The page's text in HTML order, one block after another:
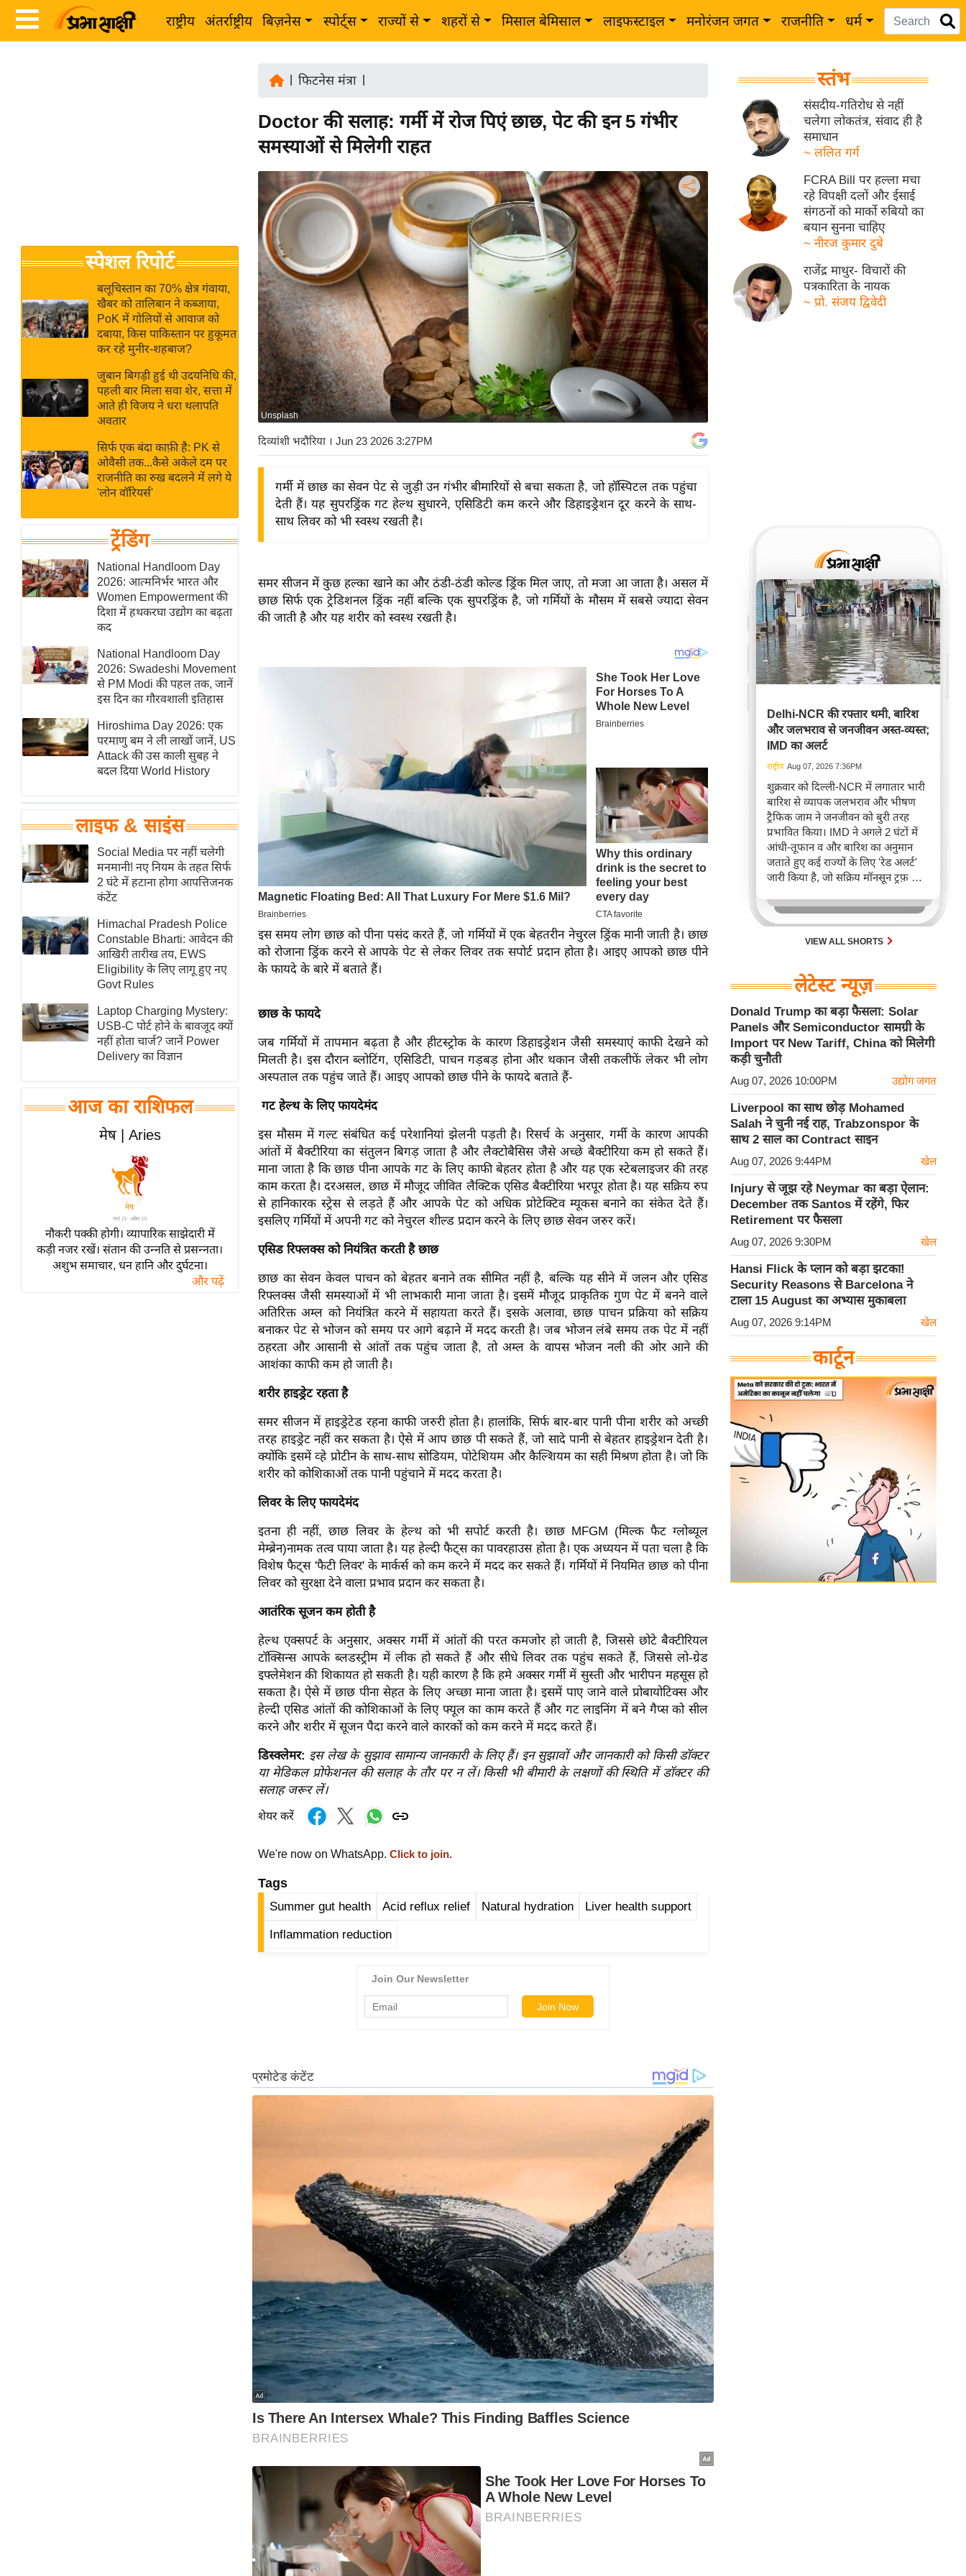
राष्ट्रीय अंतर्राष्ट्रीय बिज़नेस स्पोर्ट्स राज्यों से शहरों से मिसाल बेमिसाल लाइफस्टाइल मनोरंजन जगत राजनीति धर्म
Breaking
News in
Hindi
Hindi
Videos
जगत
राय
बजट
IPL
2026
ई-पेपर
मिसाल बेमिसाल
शख्सियत
यंग इंडिया
साहित्य जगत
ऑटो वर्ल्ड
न्यूज ब्रीफ
मनोरंजन जगत
बॉलीवुड
हॉलीवुड
फिल्म समीक्षा
Breaking
News
लाइफस्टाइल
टेक्नॉलॉजी
घरेलू नुस्खे
पर्यटन स्थल
फिटनेस मंत्रा
रिलेशनशिप
राजनीति
विश्लेषण
समसामयिक
मातृभूमि
एम.
आर.
आई.
समीक्षा
धर्म
ज्योतिष
त्योहार
राशिफल
विशेष
विश्लेषण
स्पेशल रिपोर्ट
बलूचिस्तान का 70% क्षेत्र गंवाया,
खैबर को तालिबान ने कब्जाया,
PoK में गोलियों से आवाज को
दबाया, किस पाकिस्तान पर हुकूमत
कर रहे मुनीर-शहबाज?
जुबान बिगड़ी हुई थी उदयनिधि की,
पहली बार मिला सवा शेर, सत्ता में
आते ही विजय ने धरा थलापति
अवतार
सिर्फ एक बंदा काफ़ी है: PK से
ओवैसी तक...कैसे अकेले दम पर
राजनीति का रुख बदलने में लगे ये
'लोन वॉरियर्स'
ट्रेंडिंग
National Handloom Day
2026: आत्मनिर्भर भारत और
Women Empowerment की
दिशा में हथकरघा उद्योग का बढ़ता
कद
National Handloom Day
2026: Swadeshi Movement
से PM Modi की पहल तक, जानें
इस दिन का गौरवशाली इतिहास
Hiroshima Day 2026: एक
परमाणु बम ने ली लाखों जानें, US
Attack की उस काली सुबह ने
बदल दिया World History
लाइफ & साइंस
Social Media पर नहीं चलेगी
मनमानी! नए नियम के तहत सिर्फ
2 घंटे में हटाना होगा आपत्तिजनक
कंटेंट
Himachal Pradesh Police
Constable Bharti: आवेदन की
आखिरी तारीख तय, EWS
Eligibility के लिए लागू हुए नए
Govt Rules
Laptop Charging Mystery:
USB-C पोर्ट होने के बावजूद क्यों
नहीं होता चार्ज? जानें Power
Delivery का विज्ञान
आज का राशिफल
मेष | Aries
नौकरी पक्की होगी। व्यापारिक साझेदारी में
कड़ी नजर रखें। संतान की उन्नति से प्रसन्नता।
अशुभ समाचार, धन हानि और दुर्घटना।
और पढ़ें
फिटनेस मंत्रा
Doctor की सलाह: गर्मी में रोज पिएं छाछ, पेट की इन 5 गंभीर
समस्याओं से मिलेगी राहत
Unsplash
दिव्यांशी भदौरिया । Jun 23 2026 3:27PM
गर्मी में छाछ का सेवन पेट से जुड़ी उन गंभीर बीमारियों से बचा सकता है, जो हॉस्पिटल तक पहुंचा
देती हैं। यह सुपरड्रिंक गट हेल्थ सुधारने, एसिडिटी कम करने और डिहाइड्रेशन दूर करने के साथ-
साथ लिवर को भी स्वस्थ रखती है।
समर सीजन में कुछ हल्का खाने का और ठंडी-ठंडी कोल्ड ड्रिंक मिल जाए, तो मजा आ जाता है। असल में
छाछ सिर्फ एक ट्रेडिशनल ड्रिंक नहीं बल्कि एक सुपरड्रिंक है, जो गर्मियों के मौसम में सबसे ज्यादा सेवन
की जाती है और यह शरीर को स्वस्थ रखती है।
इस समय लोग छाछ को पीना पसंद करते हैं, जो गर्मियों में एक बेहतरीन नेचुरल ड्रिंक मानी जाती है। छाछ
को रोजाना ड्रिंक करने से आपके पेट से लेकर लिवर तक सपोर्ट प्रदान होता है। आइए आपको छाछ पीने
के फायदे के बारे में बताते हैं।
छाछ के फायदे
जब गर्मियों में तापमान बढ़ता है और हीटस्ट्रोक के कारण डिहाइड्रेशन जैसी समस्याएं काफी देखने को
मिलती है। इस दौरान ब्लोटिंग, एसिडिटी, पाचन गड़बड़ होना और थकान जैसी तकलीफें लेकर भी लोग
अस्पताल तक पहुंच जाते हैं। आइए आपको छाछ पीने के फायदे बताते हैं-
गट हेल्थ के लिए फायदेमंद
इस मौसम में गल्ट संबंधित कई परेशानियां झेलनी पड़ती है। रिसर्च के अनुसार, गर्मी के कारण आपकी
आंतों में बैक्टीरिया का संतुलन बिगड़ जाता है और लैक्टोबैसिस जैसे अच्छे बैक्टीरिया कम हो सकते हैं।
माना जाता है कि छाछ पीना आपके गट के लिए काफी बेहतर होता है और यह एक स्टेबलाइजर की तरह
काम करता है। दरअसल, छाछ में मौजूद जीवित लैक्टिक एसिड बैक्टीरिया भरपूर होता है। यह सक्रिय रुप
से हानिकारक स्ट्रेस से लड़ते हैं और आपके पेट को अधिक प्रोटेक्टिव म्यूकस बनाने का संकेत देते हैं।
इसलिए गर्मियों में अपनी गट को नेचुरल शील्ड प्रदान करने के लिए छाछ सेवन जरुर करें।
एसिड रिफ्लक्स को नियंत्रित करती है छाछ
छाछ का सेवन केवल पाचन को बेहतर बनाने तक सीमित नहीं है, बल्कि यह सीने में जलन और एसिड
रिफ्लक्स जैसी समस्याओं में भी लाभकारी माना जाता है। इसमें मौजूद प्राकृतिक गुण पेट में बनने वाले
अतिरिक्त अम्ल को नियंत्रित करने में सहायता करते हैं। इसके अलावा, छाछ पाचन प्रक्रिया को सक्रिय
बनाकर पेट से भोजन को समय पर आगे बढ़ाने में मदद करती है। जब भोजन लंबे समय तक पेट में नहीं
ठहरता और आसानी से आंतों तक पहुंच जाता है, तो अम्ल के वापस भोजन नली की ओर आने की
आशंका काफी कम हो जाती है।
शरीर हाइड्रेट रहता है
समर सीजन में हाइड्रेटेड रहना काफी जरुरी होता है। हालांकि, सिर्फ बार-बार पानी पीना शरीर को अच्छी
तरह हाइड्रेट नहीं कर सकता है। ऐसे में आप छाछ पी सकते हैं, जो सादे पानी से बेहतर हाइड्रेशन देती है।
क्योंकि इसमें व्हे प्रोटीन के साथ-साथ सोडियम, पोटेशियम और कैल्शियम का सही मिश्रण होता है। जो कि
शरीर को कोशिकाओं तक पानी पहुंचाने में मदद करता है।
लिवर के लिए फायदेमंद
इतना ही नहीं, छाछ लिवर के हेल्थ को भी सपोर्ट करती है। छाछ MFGM (मिल्क फैट ग्लोब्यूल
मेम्ब्रेन)नामक तत्व पाया जाता है। यह हेल्दी फैट्स का पावरहाउस होता है। एक अध्ययन में पता चला है कि
विशेष फैट्स 'फैटी लिवर' के मार्कर्स को कम करने में मदद कर सकते हैं। गर्मियों में नियमित छाछ को पीना
लिवर को सुरक्षा देने वाला प्रभाव प्रदान कर सकता है।
आतंरिक सूजन कम होती है
हेल्थ एक्सपर्ट के अनुसार, अक्सर गर्मी में आंतों की परत कमजोर हो जाती है, जिससे छोटे बैक्टीरियल
टॉक्सिन्स आपके ब्लडस्ट्रीम में लीक हो सकते हैं और सीधे लिवर तक पहुंच सकते हैं, जिससे लो-ग्रेड
इफ्लेमेशन की शिकायत हो सकती है। यही कारण है कि हमे अक्सर गर्मी में सुस्ती और भारीपन महसूस हो
सकता है। ऐसे में छाछ पीना सेहत के लिए अच्छा माना जाता है। इसमें पाए जाने वाले प्रोबायोटिक्स और
हेल्दी एसिड आंतों की कोशिकाओं के लिए फ्यूल का काम करते हैं और गट लाइनिंग में बने गैप्स को सील
करने और शरीर में सूजन पैदा करने वाले कारकों को कम करने में मदद करते हैं।
डिस्क्लेमर: इस लेख के सुझाव सामान्य जानकारी के लिए हैं। इन सुझावों और जानकारी को किसी डॉक्टर
या मेडिकल प्रोफेशनल की सलाह के तौर पर न लें। किसी भी बीमारी के लक्षणों की स्थिति में डॉक्टर की
सलाह जरूर लें।
शेयर करें
We're now on WhatsApp. Click to join.
Tags
Summer gut health Acid reflux relief Natural hydration Liver health support
Inflammation reduction
स्तंभ
संसदीय-गतिरोध से नहीं
चलेगा लोकतंत्र, संवाद ही है
समाधान
~ ललित गर्ग
FCRA Bill पर हल्ला मचा
रहे विपक्षी दलों और ईसाई
संगठनों को मार्को रुबियो का
बयान सुनना चाहिए
~ नीरज कुमार दुबे
राजेंद्र माथुर- विचारों की
पत्रकारिता के नायक
~ प्रो. संजय द्विवेदी
Delhi-NCR की रफ्तार थमी, बारिश
और जलभराव से जनजीवन अस्त-व्यस्त;
IMD का अलर्ट
राष्ट्रीय Aug 07, 2026 7:36PM
शुक्रवार को दिल्ली-NCR में लगातार भारी
बारिश से व्यापक जलभराव और भीषण
ट्रैफिक जाम ने जनजीवन को बुरी तरह
प्रभावित किया। IMD ने अगले 2 घंटों में
आंधी-तूफान व और बारिश का अनुमान
जताते हुए कई राज्यों के लिए 'रेड अलर्ट'
जारी किया है, जो सक्रिय मॉनसून ट्रफ़ और
जिससे यातायात बाधित होने के साथ-साथ
सफदरजंग अस्पताल में भी जलभराव की
स्थिति बनी।VIEW ALL SHORTS
लेटेस्ट न्यूज़
Donald Trump का बड़ा फैसला: Solar
Panels और Semiconductor सामग्री के
Import पर New Tariff, China को मिलेगी
कड़ी चुनौती
Aug 07, 2026 10:00PM उद्योग जगत
Liverpool का साथ छोड़ Mohamed
Salah ने चुनी नई राह, Trabzonspor के
साथ 2 साल का Contract साइन
Aug 07, 2026 9:44PM खेल
Injury से जूझ रहे Neymar का बड़ा ऐलान:
December तक Santos में रहेंगे, फिर
Retirement पर फैसला
Aug 07, 2026 9:30PM खेल
Hansi Flick के प्लान को बड़ा झटका!
Security Reasons से Barcelona ने
टाला 15 August का अभ्यास मुकाबला
Aug 07, 2026 9:14PM खेल
कार्टून